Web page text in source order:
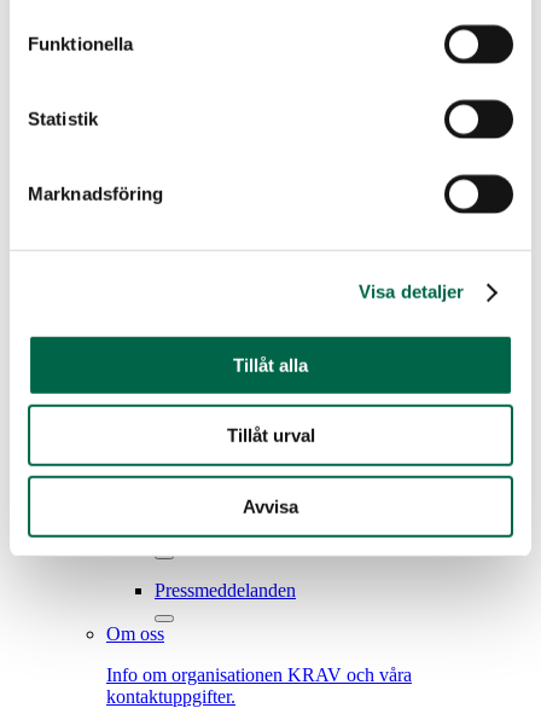
Funktionella
Statistik
Marknadsföring
Visa detaljer
Tillåt alla
Tillåt urval
Avvisa
Här finns det senaste om KRAV-märkt.
Reportage
Debatt
Kampanjer
Pressmeddelanden
Om oss
Info om organisationen KRAV och våra
kontaktuppgifter.